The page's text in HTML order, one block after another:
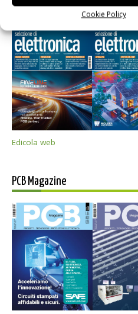
Cookie Policy
Selezione di elettronica
Edicola web
PCB Magazine